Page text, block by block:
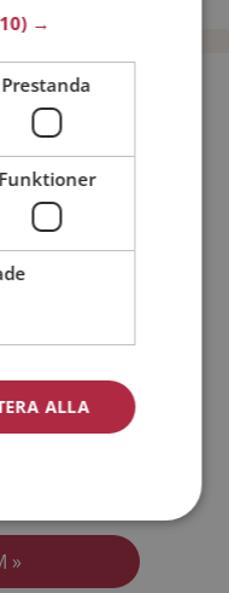
Kvinna
→
Prestanda
Funktioner
ALLA